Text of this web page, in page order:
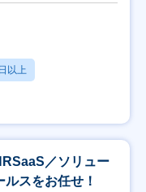
以上
／ソリュー
スをお任せ！